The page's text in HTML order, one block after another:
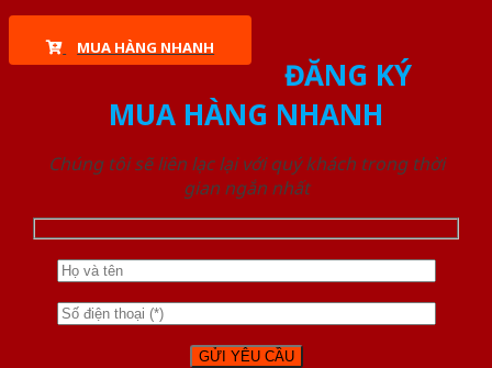
MUA HÀNG NHANH
ĐĂNG KÝ
MUA HÀNG NHANH
Chúng tôi sẽ liên lạc lại với quý khách trong thời
gian ngắn nhất